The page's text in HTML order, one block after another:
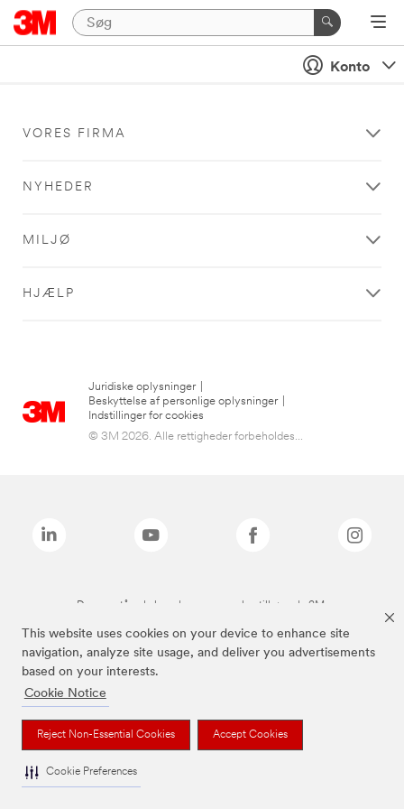
This website uses cookies on your device to enhance site
navigation, analyze site usage, and deliver you advertisements
based on your interests.
Cookie Notice
Reject Non-Essential Cookies Accept Cookies
Cookie Preferences
Konto
VORES FIRMA
NYHEDER
MILJØ
HJÆLP
Juridiske oplysninger
Beskyttelse af personlige oplysninger
Indstillinger for cookies
© 3M 2026. Alle rettigheder forbeholdes...
De ovenstående brands er varemærker tilhørende 3M.